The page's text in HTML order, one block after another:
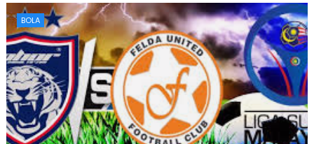
BOLA